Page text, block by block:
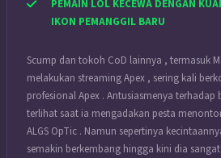
PEMAIN LOL KECEWA DENGAN
IKON PEMANGGIL BARU
Scump dan tokoh CoD lainnya , termasuk
melakukan streaming Apex , sering kali
profesional Apex . Antusiasmenya
terlihat saat ia mengadakan pesta
ALGS OpTic . Namun sepertinya
semakin berkembang hingga kini dia